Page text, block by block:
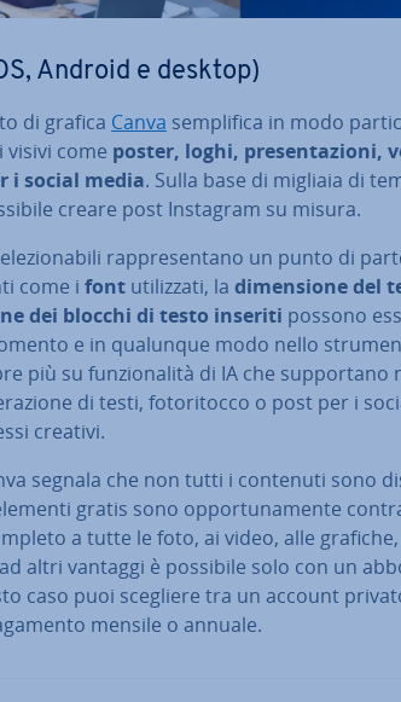
Android e desktop)
di grafica Canva sem­pli­fi­ca in modo
come poster, loghi, pre­sen­ta­zio­ni,
i social media. Sulla base di migliaia di
creare post Instagram su misura.
rap­pre­sen­ta­no un punto di
come i font uti­liz­za­ti, la di­men­sio­ne del
dei blocchi di testo inseriti possono
e in qualunque modo nello
più su fun­zio­na­li­tà di IA che sup­por­ta­no
di testi, fo­to­ri­toc­co o post per i
creativi.
segnala che non tutti i contenuti sono
gratis sono op­por­tu­na­men­te
a tutte le foto, ai video, alle
altri vantaggi è possibile solo con un
caso puoi scegliere tra un account
mensile o annuale.